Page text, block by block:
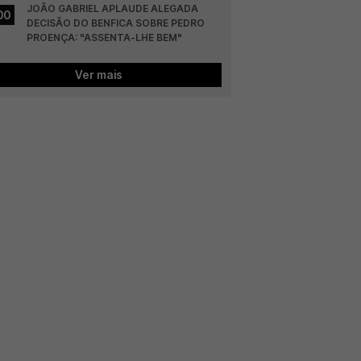
JOÃO GABRIEL APLAUDE ALEGADA
DECISÃO DO BENFICA SOBRE PEDRO
PROENÇA: "ASSENTA-LHE BEM"
Ver mais